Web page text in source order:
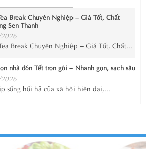
Break Chuyên Nghiệp – Giá Tốt, Chất
Sen Thanh
Break Chuyên Nghiệp – Giá Tốt, Chất...
nhà đón Tết trọn gói – Nhanh gọn, sạch sâu
sống hối hả của xã hội hiện đại,...